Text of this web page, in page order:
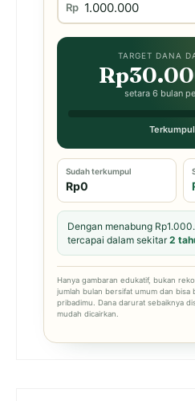
Rp
TARGET DANA
setara 6 bulan
Sudah terkumpul
Rp0
Dengan menabung
tercapai dalam sekitar2
Hanya gambaran edukatif, bukan
jumlah bulan bersifat umum dan bisa
pribadimu. Dana darurat sebaiknya
mudah dicairkan.